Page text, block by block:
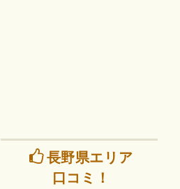
長野県エリア
口コミ！